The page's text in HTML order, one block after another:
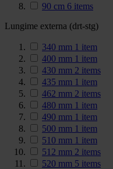
90 cm 6 items
Lungime externa (drt-stg)
340 mm 1 item
400 mm 1 item
430 mm 2 items
435 mm 1 item
462 mm 2 items
480 mm 1 item
490 mm 1 item
500 mm 1 item
510 mm 1 item
512 mm 2 items
520 mm 5 items